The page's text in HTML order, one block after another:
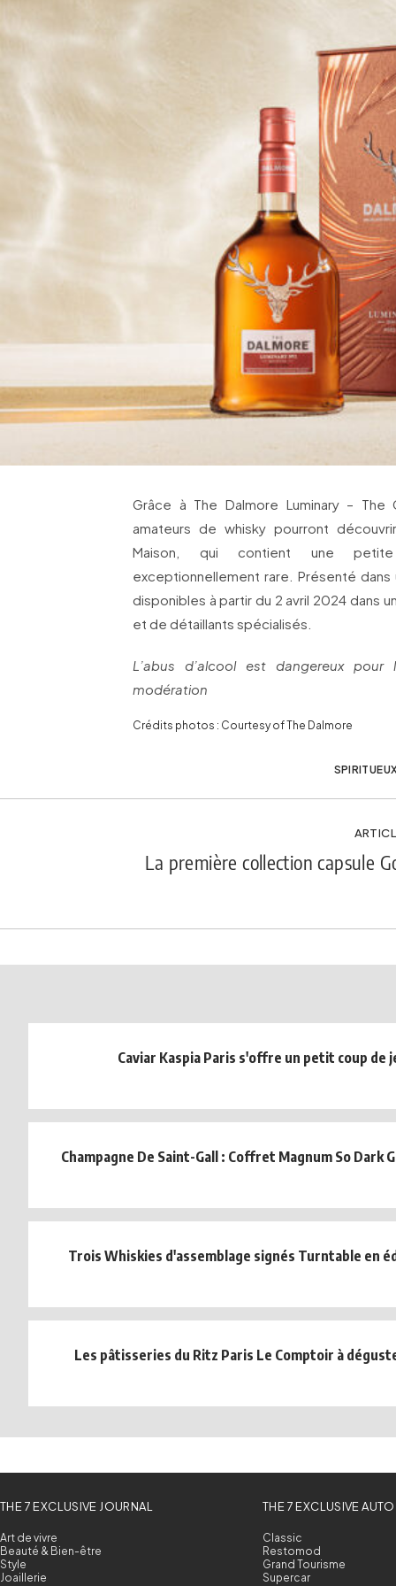
Grâce à The Dalmore Luminary –
amateurs de whisky pourront
Maison, qui contient une
exceptionnellement rare. Présenté
disponibles à partir du 2 avril 2024 dans
et de détaillants spécialisés.
L’abus d’alcool est dangereux
modération
Crédits photos : Courtesy of The Dalmore
La première collection capsule
Caviar Kaspia Paris s'offre un petit coup de
Champagne De Saint-Gall : Coffret Magnum So Dark
Trois Whiskies d'assemblage signés Turntable en
Les pâtisseries du Ritz Paris Le Comptoir à
THE 7 EXCLUSIVE JOURNAL
Art de vivre
Beauté & Bien-être
Style
Joaillerie
THE 7 EXCLUSIVE AUTO
Classic
Restomod
Grand Tourisme
Supercar